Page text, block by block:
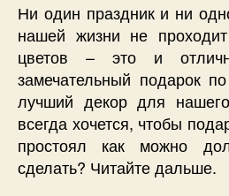
Ни один праздник и ни
нашей жизни не
цветов – это и
замечательный подарок
лучший декор для
всегда хочется, чтобы
простоял как можно
сделать? Читайте дальше.